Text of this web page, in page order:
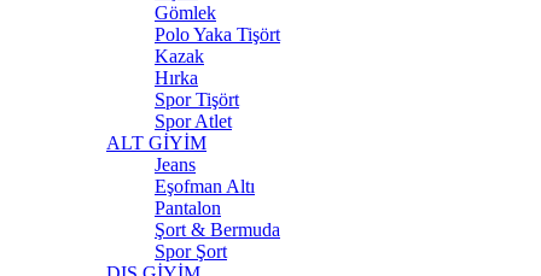
Gömlek
Polo Yaka Tişört
Kazak
Hırka
Spor Tişört
Spor Atlet
ALT GİYİM
Jeans
Eşofman Altı
Pantalon
Şort & Bermuda
Spor Şort